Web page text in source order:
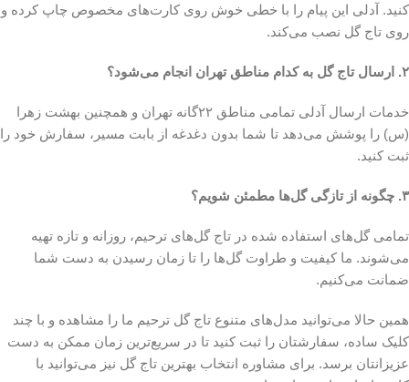
کنید. آدلی این پیام را با خطی خوش روی کارت‌های مخصوص چاپ کرده و
روی تاج گل نصب می‌کند.
۲. ارسال تاج گل به کدام مناطق تهران انجام می‌شود؟
خدمات ارسال آدلی تمامی مناطق ۲۲گانه تهران و همچنین بهشت زهرا
(س) را پوشش می‌دهد تا شما بدون دغدغه از بابت مسیر، سفارش خود را
ثبت کنید.
۳. چگونه از تازگی گل‌ها مطمئن شویم؟
تمامی گل‌های استفاده شده در تاج گل‌های ترحیم، روزانه و تازه تهیه
می‌شوند. ما کیفیت و طراوت گل‌ها را تا زمان رسیدن به دست شما
ضمانت می‌کنیم.
همین حالا می‌توانید مدل‌های متنوع تاج گل ترحیم ما را مشاهده و با چند
کلیک ساده، سفارشتان را ثبت کنید تا در سریع‌ترین زمان ممکن به دست
عزیزانتان برسد. برای مشاوره انتخاب بهترین تاج گل نیز می‌توانید با